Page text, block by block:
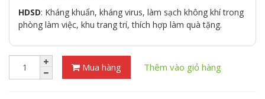
HDSD: Kháng khuẩn, kháng virus, làm sạch không khí trong
phòng làm việc, khu trang trí, thích hợp làm quà tặng.
Mua hàng Thêm vào giỏ hàng